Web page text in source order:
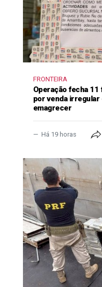
FRONTEIRA
Operação fecha 11
por venda irregular
emagrecer
Há 19 horas